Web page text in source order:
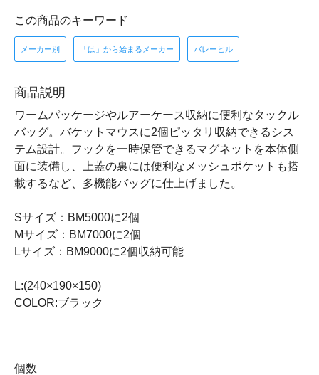
この商品のキーワード
メーカー別 「は」から始まるメーカー バレーヒル
商品説明
ワームパッケージやルアーケース収納に便利なタックル
バッグ。バケットマウスに2個ピッタリ収納できるシス
テム設計。フックを一時保管できるマグネットを本体側
面に装備し、上蓋の裏には便利なメッシュポケットも搭
載するなど、多機能バッグに仕上げました。
Sサイズ：BM5000に2個
Mサイズ：BM7000に2個
Lサイズ：BM9000に2個収納可能
L:(240×190×150)
COLOR:ブラック
個数